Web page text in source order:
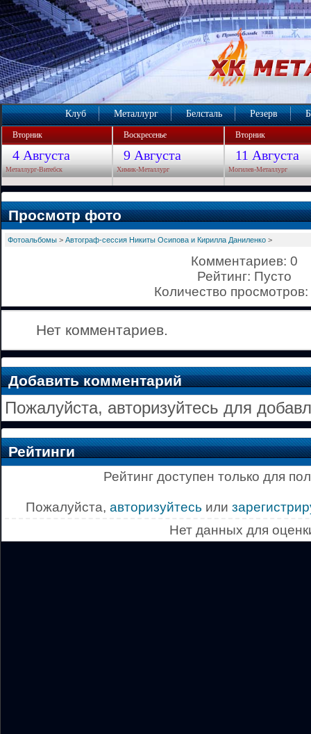
Клуб Металлург Белсталь Резерв
Вторник Воскресенье Вторник
4 Августа 9 Августа 11 Августа
Металлург-Витебск Химик-Металлург Могилев-Металлург
Просмотр фото
Фотоальбомы > Автограф-сессия Никиты Осипова и Кирилла Даниленко >
Комментариев: 0
Рейтинг: Пусто
Количество
Нет комментариев.
Добавить комментарий
Пожалуйста, авторизуйтесь для
Рейтинги
Рейтинг доступен только для
Пожалуйста, авторизуйтесь или
Нет данных для